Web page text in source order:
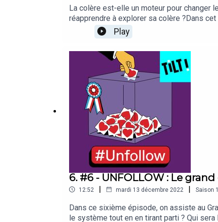
La colère est-elle un moteur pour changer
réapprendre à explorer sa colère ?Dans
nouveaux activismes. Dans son podcast,
concrets ainsi que la réflexion sur la
Play
6. #6 - UNFOLLOW : Le
12:52 | mardi 13 décembre 2022 | Saison 1
Dans ce sixième épisode, on assiste au
le système tout en en tirant parti ? Qui